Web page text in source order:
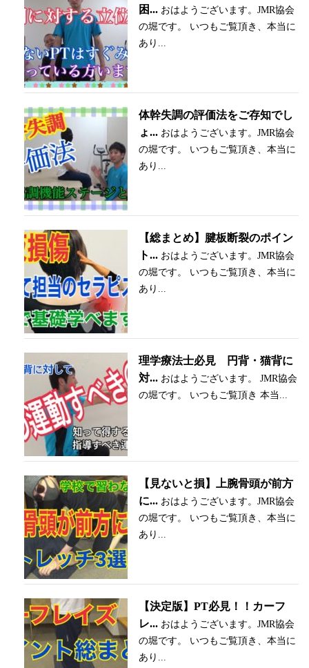
困... おはようございます。JMR協会
の堀です。 いつもご覧頂き、本当に
あり...
体幹失調の評価法をご存知でし
ょ... おはようございます。JMR協会
の堀です。 いつもご覧頂き、本当に
あり...
【総まとめ】腱板断裂のポイン
ト... おはようございます。JMR協会
の堀です。 いつもご覧頂き、本当に
あり...
理学療法士必見 円背・猫背に
対... おはようございます。 JMR協会
の堀です。 いつもご覧頂き 本当...
【見ないと損】上腕骨頭が前方
に... おはようございます。JMR協会
の堀です。 いつもご覧頂き、本当に
あり...
【決定版】PT必見！！カーフ
レ... おはようございます。JMR協会
の堀です。 いつもご覧頂き、本当に
あり...